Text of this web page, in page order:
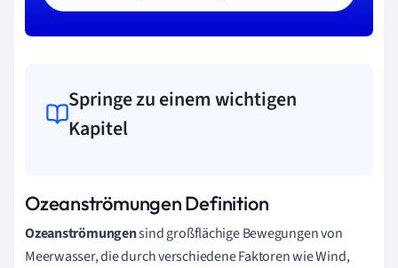
Springe zu einem wichtigen
Kapitel
Ozeanströmungen Definition
Ozeanströmungensind großflächige Bewegungen von
Meerwasser, die durch verschiedene Faktoren wie Wind,